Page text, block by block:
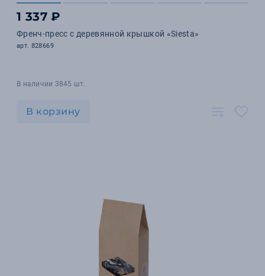
1 337 ₽
Френч-пресс с деревянной крышкой «Siesta»
арт. 828669
В наличии 3845 шт.
В корзину